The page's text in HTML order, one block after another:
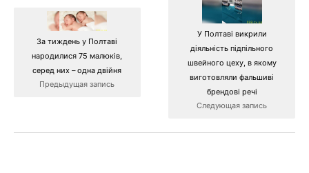
За тиждень у Полтаві
народилися 75 малюків,
серед них – одна двійня
Предыдущая запись
У Полтаві викрили
діяльність підпільного
швейного цеху, в якому
виготовляли фальшиві
брендові речі
Следующая запись